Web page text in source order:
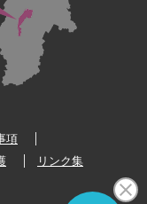
項
リンク集